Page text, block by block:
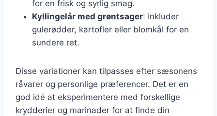
for en frisk og syrlig smag.
Kyllingelår med grøntsager: Inkluder
gulerødder, kartofler eller blomkål for en
sundere ret.
Disse variationer kan tilpasses efter sæsonens
råvarer og personlige præferencer. Det er en
god idé at eksperimentere med forskellige
krydderier og marinader for at finde din